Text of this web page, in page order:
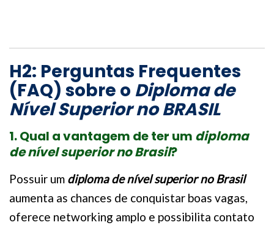
H2: Perguntas Frequentes
(FAQ) sobre o Diploma de
Nível Superior noBRASIL
1. Qual a vantagem de ter um diploma
de nível superior no Brasil?
Possuir um diploma de nível superior no Brasil
aumenta as chances de conquistar boas vagas,
oferece networking amplo e possibilita contato